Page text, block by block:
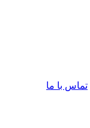
تماس با ما